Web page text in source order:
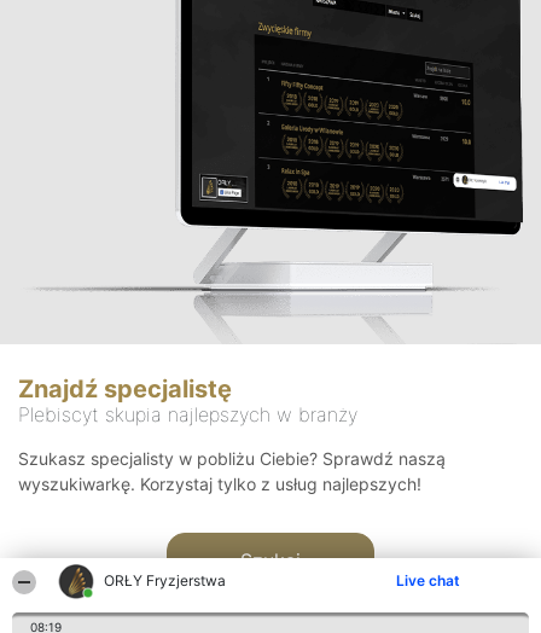
ORŁY Fryzjerstwa Live chat
08:19
Znajdź specjalistę
Plebiscyt skupia najlepszych w branży
Szukasz specjalisty w pobliżu Ciebie? Sprawdź naszą
wyszukiwarkę. Korzystaj tylko z usług najlepszych!
Szukaj